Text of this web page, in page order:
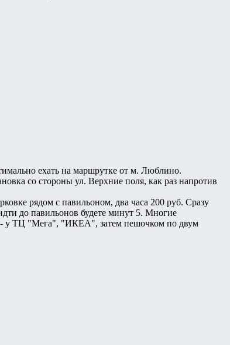
ехать на маршрутке от м. Люблино.
со стороны ул. Верхние поля, как раз напротив
рядом с павильоном, два часа 200 руб. Сразу
до павильонов будете минут 5. Многие
- у ТЦ "Мега", "ИКЕА", затем пешочком по двум